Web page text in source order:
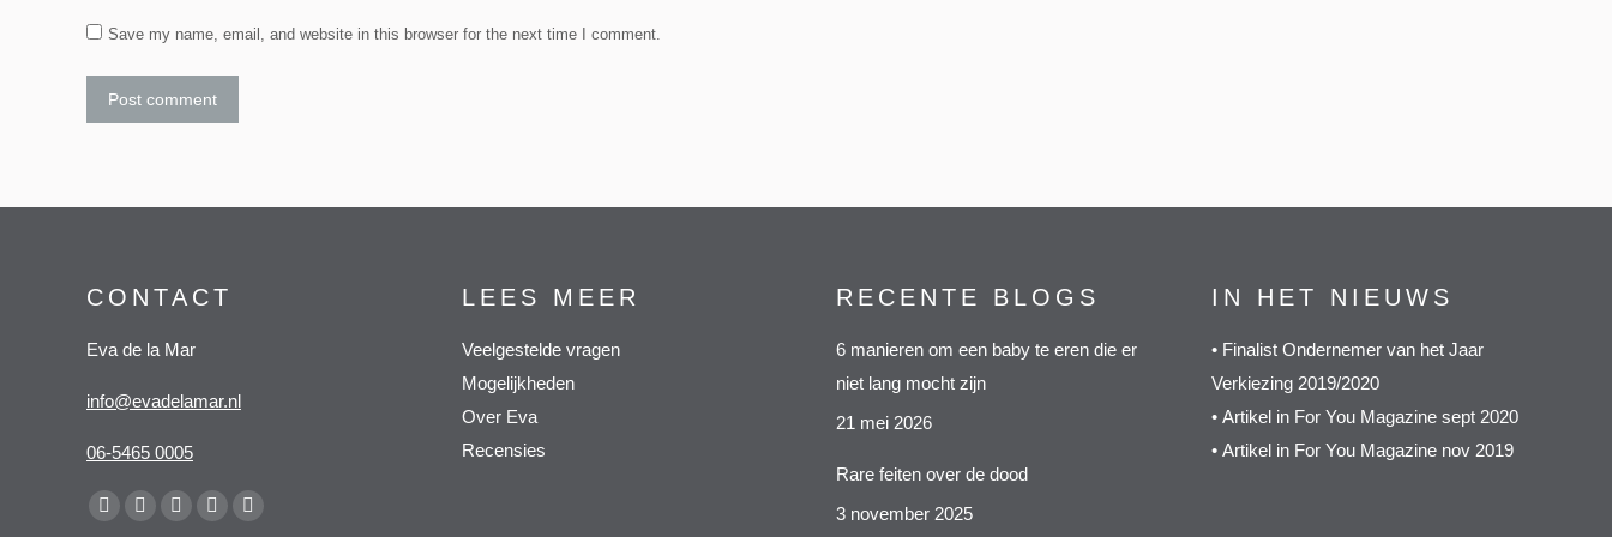
Save my name, email, and website in this browser for the next time I comment.
Post comment
CONTACT
Eva de la Mar
info@evadelamar.nl
06-5465 0005
Vind ons op:
Facebook
X YouTube
PinterestWhatsapp
LEES MEER
Veelgestelde vragen
Mogelijkheden
Over Eva
Recensies
RECENTE BLOGS
6 manieren om een baby te eren die er
niet lang mocht zijn
21 mei 2026
Rare feiten over de dood
3 november 2025
IN HET NIEUWS
• Finalist Ondernemer van het Jaar
Verkiezing 2019/2020
• Artikel in For You Magazine sept 2020
• Artikel in For You Magazine nov 2019